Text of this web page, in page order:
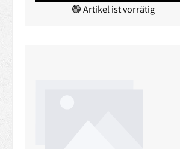
🟢 Artikel ist vorrätig